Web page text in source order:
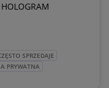
SPRZEDAJE
PRYWATNA